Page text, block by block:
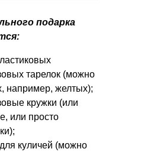
подарка
тарелок (можно
например, желтых);
кружки (или
или просто
куличей (можно